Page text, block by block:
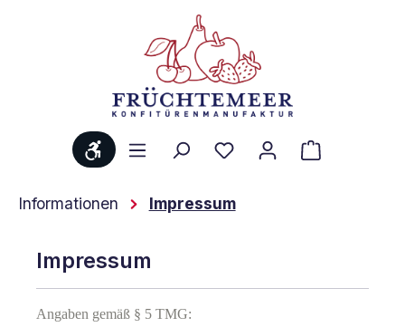
Zum Hauptinhalt springen
Werkzeugleiste anzeigenDu hast 0 Produkte
Informationen Impressum
Impressum
Angaben gemäß § 5 TMG: